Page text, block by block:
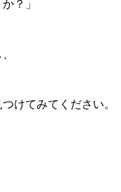
？」
けてみてください。